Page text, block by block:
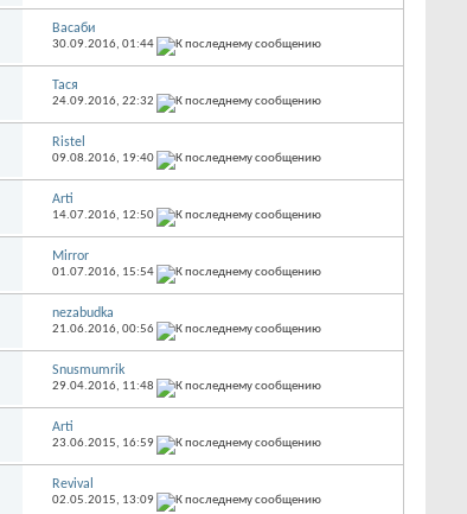
Васаби
30.09.2016, 01:44
Тася
24.09.2016, 22:32
Ristel
09.08.2016, 19:40
Arti
14.07.2016, 12:50
Mirror
01.07.2016, 15:54
nezabudka
21.06.2016, 00:56
Snusmumrik
29.04.2016, 11:48
Arti
23.06.2015, 16:59
Revival
02.05.2015, 13:09